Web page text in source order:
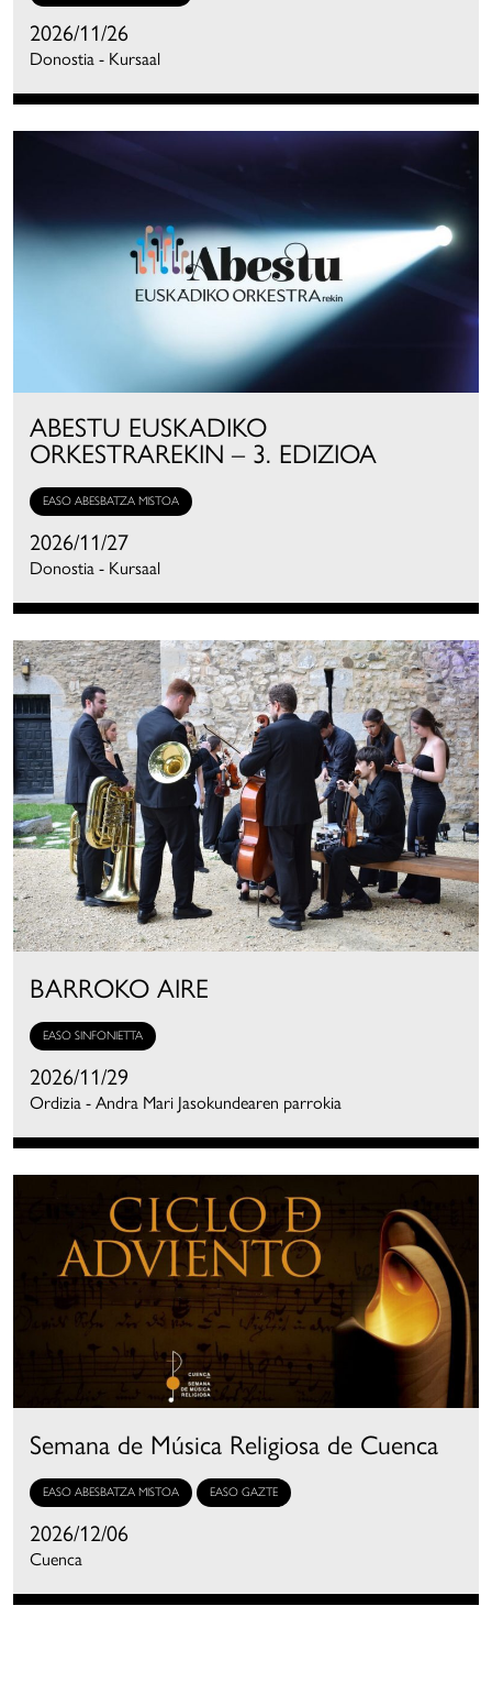
2026/11/26
Donostia - Kursaal
ABESTU EUSKADIKO
ORKESTRAREKIN – 3. EDIZIOA
EASO ABESBATZA MISTOA
2026/11/27
Donostia - Kursaal
BARROKO AIRE
EASO SINFONIETTA
2026/11/29
Ordizia - Andra Mari Jasokundearen parrokia
Semana de Música Religiosa de Cuenca
EASO ABESBATZA MISTOA EASO GAZTE
2026/12/06
Cuenca